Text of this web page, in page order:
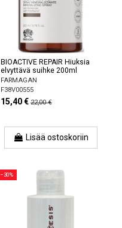
BIOACTIVE REPAIR Hiuksia
elvyttävä suihke 200ml
FARMAGAN
F38V00555
15,40 € 22,00 €
Lisää ostoskoriin
−30%